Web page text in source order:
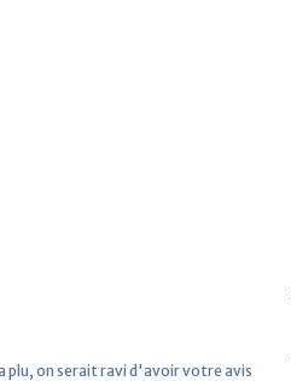
plu, on serait ravi d'avoir votre avis